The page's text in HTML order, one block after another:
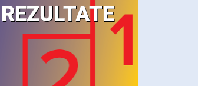
REZULTATE